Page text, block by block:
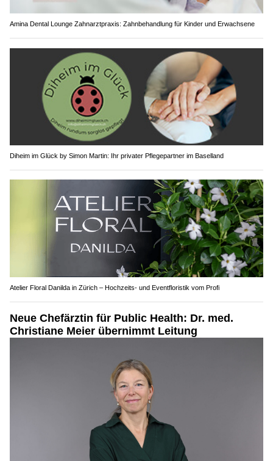
Amina Dental Lounge Zahnarztpraxis: Zahnbehandlung für Kinder und Erwachsene
Diheim im Glück by Simon Martin: Ihr privater Pflegepartner im Baselland
Atelier Floral Danilda in Zürich – Hochzeits- und Eventfloristik vom Profi
Neue Chefärztin für Public Health: Dr. med.
Christiane Meier übernimmt Leitung